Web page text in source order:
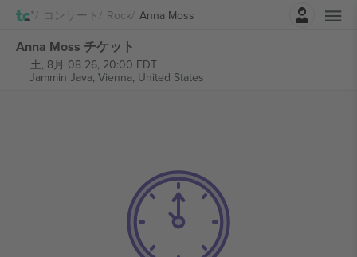
コンサート Rock Anna Moss
Anna Moss チケット
土, 8月 08 26, 20:00 EDT
Jammin Java, Vienna, United States